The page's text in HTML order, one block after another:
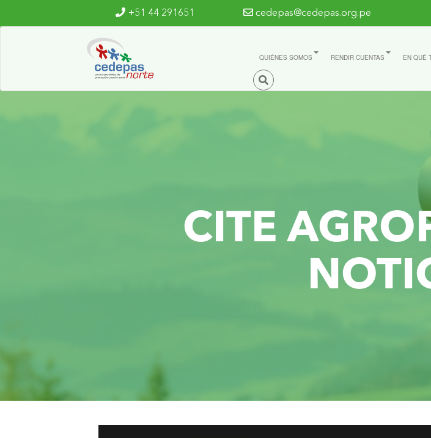
+51 44 291651 cedepas@cedepas.org.pe
QUIÉNES SOMOS RENDIR CUENTAS EN QUÉ
CITE